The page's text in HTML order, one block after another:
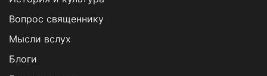
Вопрос священнику
Мысли вслух
Блоги